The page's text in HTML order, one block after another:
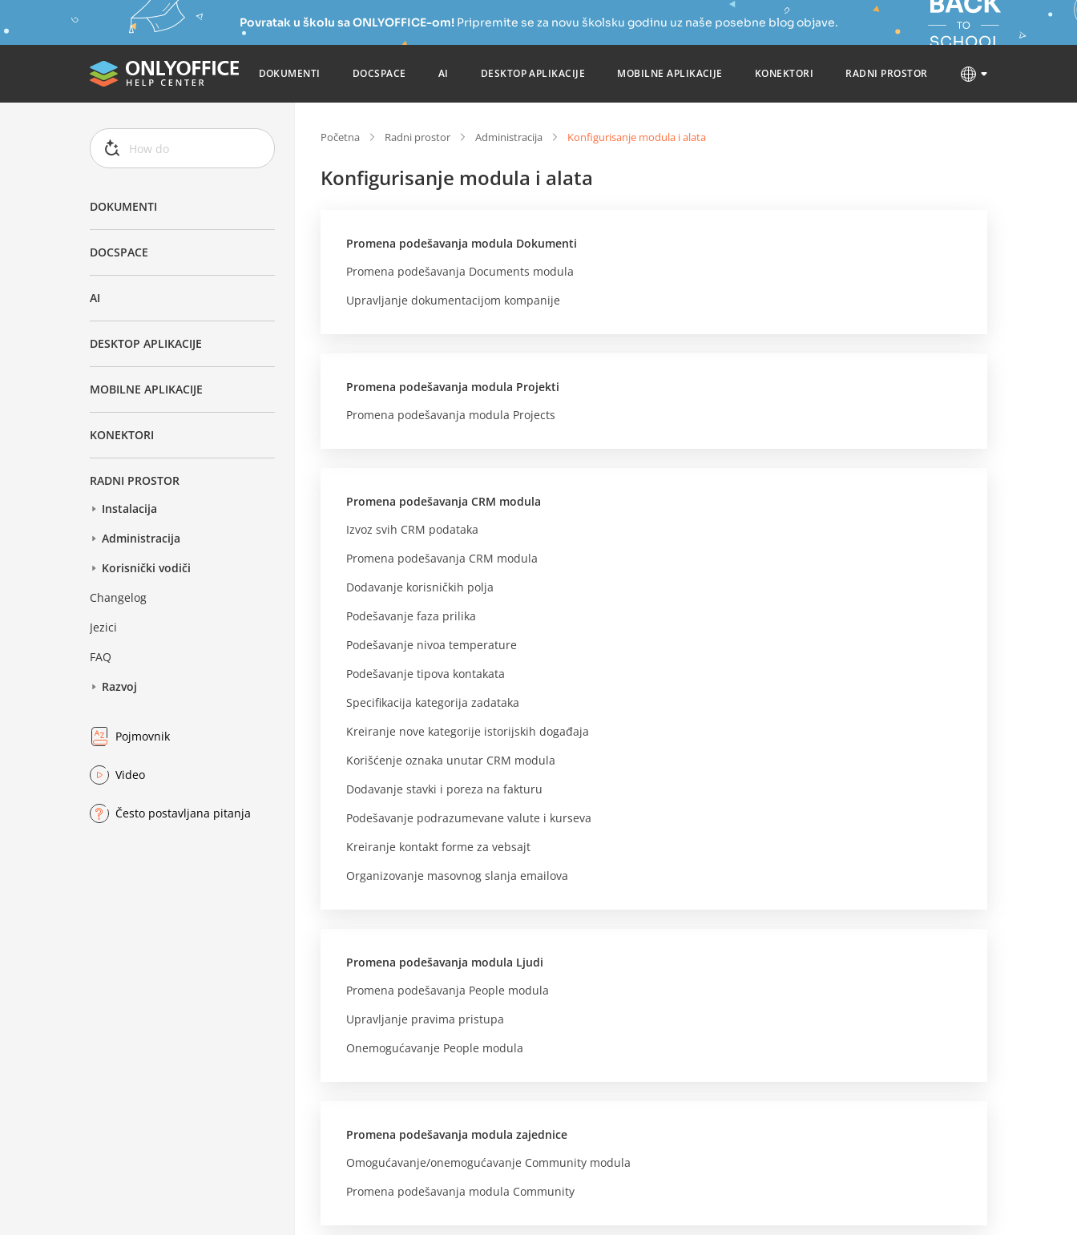
Povratak u školu sa ONLYOFFICE-om!Pripremite se za novu školsku godinu uz naše posebne blog objave.
DOKUMENTI DOCSPACE AI DESKTOP APLIKACIJE MOBILNE APLIKACIJE KONEKTORI RADNI PROSTOR
DOKUMENTI
DOCSPACE
AI
DESKTOP APLIKACIJE
MOBILNE APLIKACIJE
KONEKTORI
RADNI PROSTOR
Instalacija
Administracija
Korisnički vodiči
Changelog
Jezici
FAQ
Razvoj
Pojmovnik
Video
Često postavljana pitanja
Početna Radni prostor Administracija Konfigurisanje modula i alata
Konfigurisanje modula i alata
Promena podešavanja modula Dokumenti
Promena podešavanja Documents modula
Upravljanje dokumentacijom kompanije
Promena podešavanja modula Projekti
Promena podešavanja modula Projects
Promena podešavanja CRM modula
Izvoz svih CRM podataka
Promena podešavanja CRM modula
Dodavanje korisničkih polja
Podešavanje faza prilika
Podešavanje nivoa temperature
Podešavanje tipova kontakata
Specifikacija kategorija zadataka
Kreiranje nove kategorije istorijskih događaja
Korišćenje oznaka unutar CRM modula
Dodavanje stavki i poreza na fakturu
Podešavanje podrazumevane valute i kurseva
Kreiranje kontakt forme za vebsajt
Organizovanje masovnog slanja emailova
Promena podešavanja modula Ljudi
Promena podešavanja People modula
Upravljanje pravima pristupa
Onemogućavanje People modula
Promena podešavanja modula zajednice
Omogućavanje/onemogućavanje Community modula
Promena podešavanja modula Community